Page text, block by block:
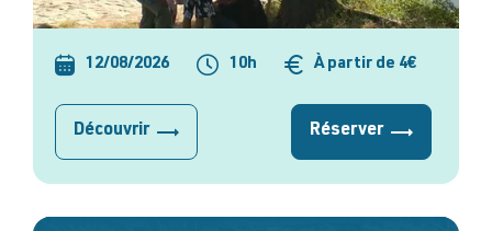
12/08/2026 10h À partir de 4€
Découvrir Réserver